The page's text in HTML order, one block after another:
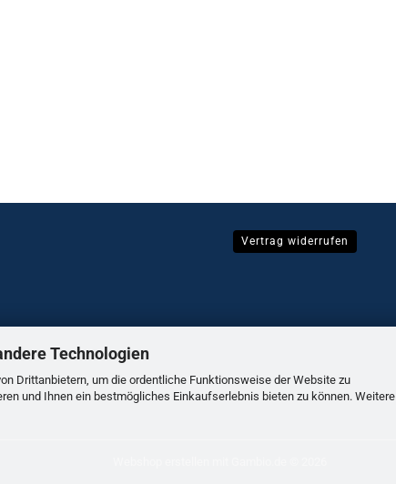
Technologien
Drittanbietern, um die ordentliche Funktionsweise der Website zu
und Ihnen ein bestmögliches Einkaufserlebnis bieten zu können. Weitere
Vertrag widerrufen